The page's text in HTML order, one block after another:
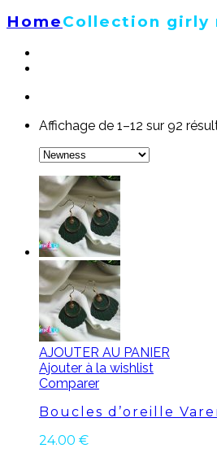
HomeCollection girly
Affichage de 1–12 sur 92
AJOUTER AU PANIER
Ajouter à la wishlist
Comparer
Boucles d’oreille
24.00 €